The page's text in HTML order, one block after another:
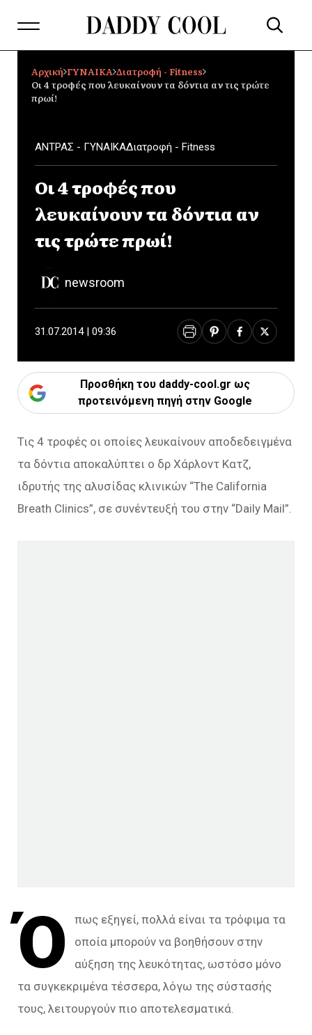
Αρχική ΓΥΝΑΙΚΑ Διατροφή - Fitness
Οι 4 τροφές που λευκαίνουν τα δόντια αν τις τρώτε
πρωί!
ΑΝΤΡΑΣ - ΓΥΝΑΙΚΑΔιατροφή - Fitness
Οι 4 τροφές που
λευκαίνουν τα δόντια αν
τις τρώτε πρωί!
newsroom
31.07.2014 | 09:36
Προσθήκη του daddy-cool.gr ως
προτεινόμενη πηγή στην Google
Τις 4 τροφές οι οποίες λευκαίνουν αποδεδειγμένα
τα δόντια αποκαλύπτει ο δρ Χάρλοντ Κατζ,
ιδρυτής της αλυσίδας κλινικών “The California
Breath Clinics”, σε συνέντευξή του στην “Daily Mail”.
Ό
πως εξηγεί, πολλά είναι τα τρόφιμα τα
οποία μπορούν να βοηθήσουν στην
αύξηση της λευκότητας, ωστόσο μόνο
τα συγκεκριμένα τέσσερα, λόγω της σύστασής
τους, λειτουργούν πιο αποτελεσματικά.